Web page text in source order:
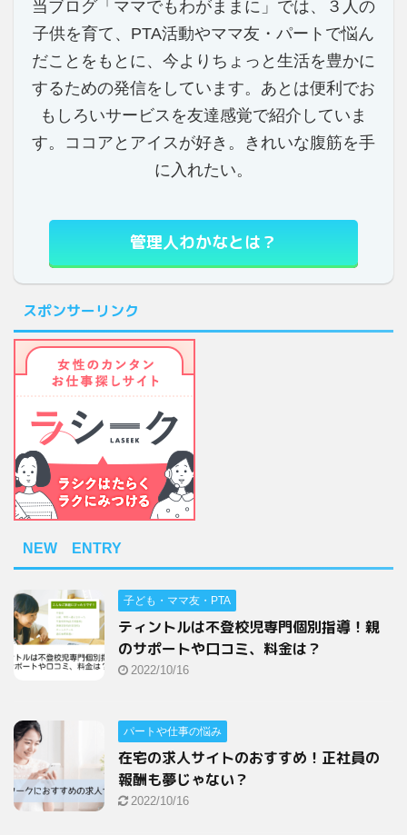
当ブログ「ママでもわがままに」では、３人の
子供を育て、PTA活動やママ友・パートで悩ん
だことをもとに、今よりちょっと生活を豊かに
するための発信をしています。あとは便利でお
もしろいサービスを友達感覚で紹介していま
す。ココアとアイスが好き。きれいな腹筋を手
に入れたい。
管理人わかなとは？
スポンサーリンク
NEW ENTRY
子ども・ママ友・PTA
ティントルは不登校児専門個別指導！親
のサポートや口コミ、料金は？
2022/10/16
パートや仕事の悩み
在宅の求人サイトのおすすめ！正社員の
報酬も夢じゃない？
2022/10/16